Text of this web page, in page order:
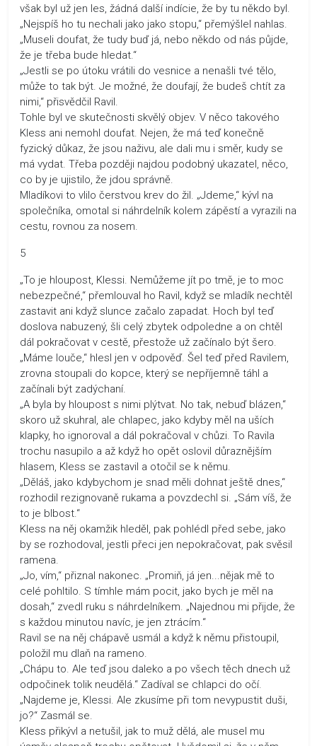
však byl už jen les, žádná další indície, že by tu někdo byl.
„Nejspíš ho tu nechali jako jako stopu,“ přemýšlel nahlas.
„Museli doufat, že tudy buď já, nebo někdo od nás půjde,
že je třeba bude hledat.“
„Jestli se po útoku vrátili do vesnice a nenašli tvé tělo,
může to tak být. Je možné, že doufají, že budeš chtít za
nimi,“ přisvědčil Ravil.
Tohle byl ve skutečnosti skvělý objev. V něco takového
Kless ani nemohl doufat. Nejen, že má teď konečně
fyzický důkaz, že jsou naživu, ale dali mu i směr, kudy se
má vydat. Třeba později najdou podobný ukazatel, něco,
co by je ujistilo, že jdou správně.
Mladíkovi to vlilo čerstvou krev do žil. „Jdeme,“ kývl na
společníka, omotal si náhrdelník kolem zápěstí a vyrazili na
cestu, rovnou za nosem.
5
„To je hloupost, Klessi. Nemůžeme jít po tmě, je to moc
nebezpečné,“ přemlouval ho Ravil, když se mladík nechtěl
zastavit ani když slunce začalo zapadat. Hoch byl teď
doslova nabuzený, šli celý zbytek odpoledne a on chtěl
dál pokračovat v cestě, přestože už začínalo být šero.
„Máme louče,“ hlesl jen v odpověď. Šel teď před Ravilem,
zrovna stoupali do kopce, který se nepříjemně táhl a
začínali být zadýchaní.
„A byla by hloupost s nimi plýtvat. No tak, nebuď blázen,“
skoro už skuhral, ale chlapec, jako kdyby měl na uších
klapky, ho ignoroval a dál pokračoval v chůzi. To Ravila
trochu nasupilo a až když ho opět oslovil důraznějším
hlasem, Kless se zastavil a otočil se k němu.
„Děláš, jako kdybychom je snad měli dohnat ještě dnes,“
rozhodil rezignovaně rukama a povzdechl si. „Sám víš, že
to je blbost.“
Kless na něj okamžik hleděl, pak pohlédl před sebe, jako
by se rozhodoval, jestli přeci jen nepokračovat, pak svěsil
ramena.
„Jo, vím,“ přiznal nakonec. „Promiň, já jen...nějak mě to
celé pohltilo. S tímhle mám pocit, jako bych je měl na
dosah,“ zvedl ruku s náhrdelníkem. „Najednou mi přijde, že
s každou minutou navíc, je jen ztrácím.“
Ravil se na něj chápavě usmál a když k němu přistoupil,
položil mu dlaň na rameno.
„Chápu to. Ale teď jsou daleko a po všech těch dnech už
odpočinek tolik neudělá.“ Zadíval se chlapci do očí.
„Najdeme je, Klessi. Ale zkusíme při tom nevypustit duši,
jo?“ Zasmál se.
Kless přikývl a netušil, jak to muž dělá, ale musel mu